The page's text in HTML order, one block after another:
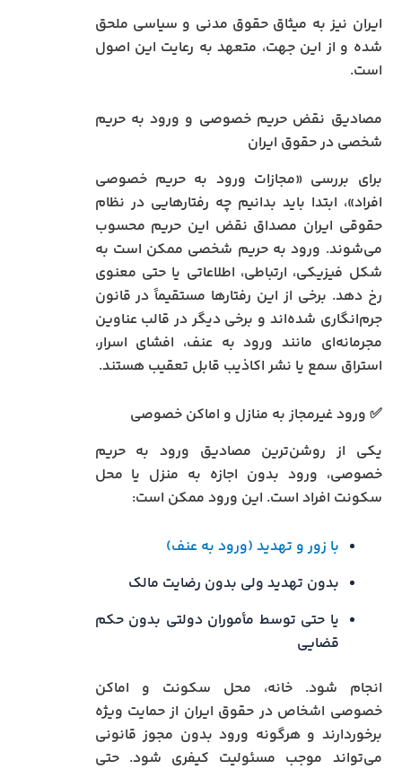
ایران نیز به میثاق حقوق مدنی و سیاسی ملحق
شده و از این جهت، متعهد به رعایت این اصول
است.
مصادیق نقض حریم خصوصی و ورود به حریم
شخصی در حقوق ایران
برای بررسی «مجازات ورود به حریم خصوصی
افراد»، ابتدا باید بدانیم چه رفتارهایی در نظام
حقوقی ایران مصداق نقض این حریم محسوب
می‌شوند. ورود به حریم شخصی ممکن است به
شکل فیزیکی، ارتباطی، اطلاعاتی یا حتی معنوی
رخ دهد. برخی از این رفتارها مستقیماً در قانون
جرم‌انگاری شده‌اند و برخی دیگر در قالب عناوین
مجرمانه‌ای مانند ورود به عنف، افشای اسرار،
استراق سمع یا نشر اکاذیب قابل تعقیب هستند.
✅ ورود غیرمجاز به منازل و اماکن خصوصی
یکی از روشن‌ترین مصادیق ورود به حریم
خصوصی، ورود بدون اجازه به منزل یا محل
سکونت افراد است. این ورود ممکن است:
با زور و تهدید (ورود به عنف)
بدون تهدید ولی بدون رضایت مالک
یا حتی توسط مأموران دولتی بدون حکم
قضایی
انجام شود. خانه، محل سکونت و اماکن
خصوصی اشخاص در حقوق ایران از حمایت ویژه
برخوردارند و هرگونه ورود بدون مجوز قانونی
می‌تواند موجب مسئولیت کیفری شود. حتی